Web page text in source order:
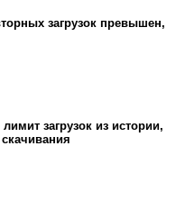
загрузок превышен,
загрузок из истории,